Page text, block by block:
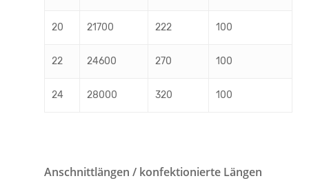
20 21700 222 100
22 24600 270 100
24 28000 320 100
Anschnittlängen / konfektionierte Längen